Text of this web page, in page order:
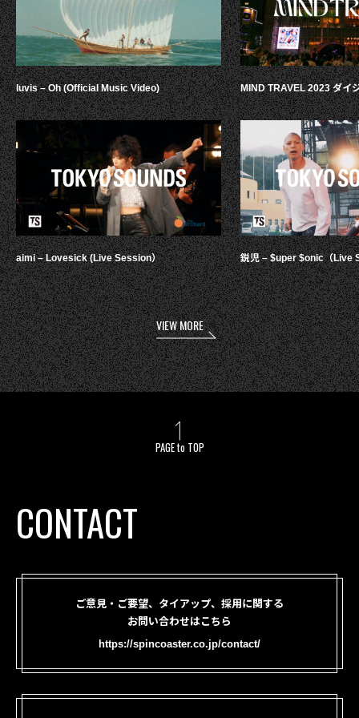
luvis – Oh (Official Music Video)
aimi – Lovesick (Live Session）
MIND TRAVEL 2023 ダイ
鋭児 – $uper $onic（Live
VIEW MORE
PAGE to TOP
CONTACT
ご意見・ご要望、タイアップ、採用に関する
お問い合わせはこちら
https://spincoaster.co.jp/contact/